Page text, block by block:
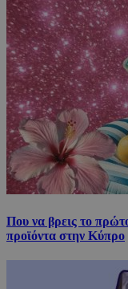
Που να βρεις το
προϊόντα στην Κύπρο